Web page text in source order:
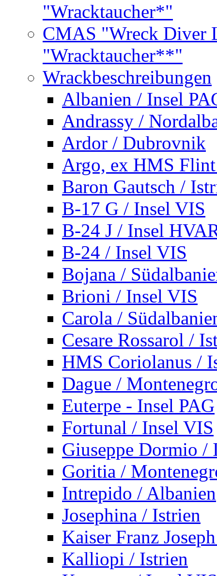
"Wracktaucher*"
CMAS "Wreck Diver
"Wracktaucher**"
Wrackbeschreibungen
Albanien / Insel
Andrassy /
Ardor / Dubrovnik
Argo, ex HMS
Baron Gautsch /
B-17 G / Insel VIS
B-24 J / Insel
B-24 / Insel VIS
Bojana /
Brioni / Insel VIS
Carola /
Cesare Rossarol /
HMS Coriolanus /
Dague /
Euterpe - Insel PAG
Fortunal / Insel VIS
Giuseppe Dormio /
Goritia /
Intrepido / Albanien
Josephina / Istrien
Kaiser Franz
Kalliopi / Istrien